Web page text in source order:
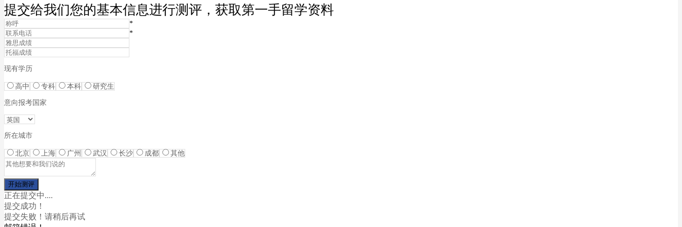
提交给我们您的基本信息进行测评，获取第一手留学资料
*
*
现有学历
高中 专科 本科 研究生
意向报考国家
所在城市
北京 上海 广州 武汉 长沙 成都 其他
正在提交中....
提交成功！
提交失败！请稍后再试